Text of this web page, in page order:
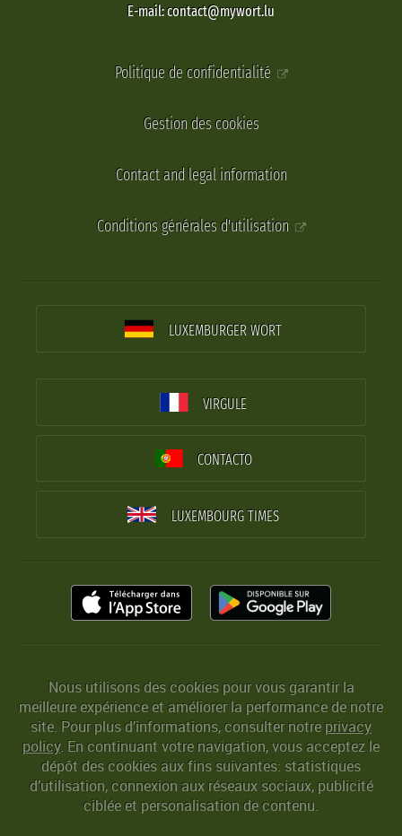
E-mail: contact@mywort.lu
Politique de confidentialité
Gestion des cookies
Contact and legal information
Conditions générales d'utilisation
LUXEMBURGER WORT
VIRGULE
CONTACTO
LUXEMBOURG TIMES
Nous utilisons des cookies pour vous garantir la
meilleure expérience et améliorer la performance de notre
site. Pour plus d’informations, consulter notreprivacy
policy. En continuant votre navigation, vous acceptez le
dépôt des cookies aux fins suivantes: statistiques
d’utilisation, connexion aux réseaux sociaux, publicité
ciblée et personalisation de contenu.